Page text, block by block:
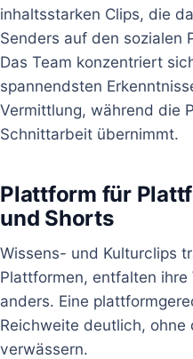
inhaltsstarken Clips, die
Senders auf den sozialen
Das Team konzentriert
spannendsten
Vermittlung, während die
Schnittarbeit übernimmt.
Plattform für
und Shorts
Wissens- und Kulturclips
Plattformen, entfalten ihre
anders. Eine
Reichweite deutlich, ohne
verwässern.